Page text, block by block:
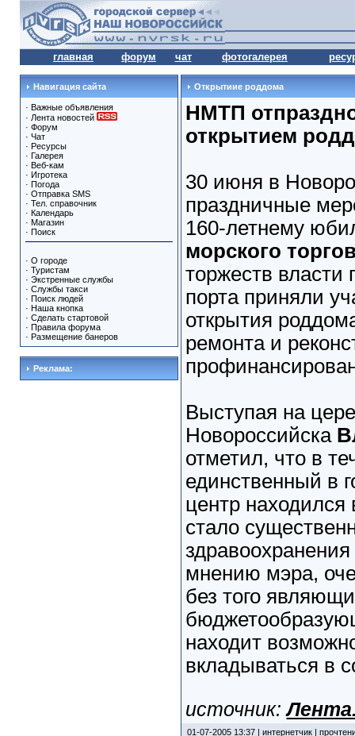
главная форум чат фотогалерея
Навигация сайта
· Важные объявления
· Лента новостей
· Форум
· Чат
· Ресурсы
· Галерея
· Веб-кам
· Игротека
· Погода
· Отправка SMS
· Тел. справочник
· Календарь
· Магазин
· Поиск
· О городе
· Туристам
· Экстренные службы
· Службы такси
· Поиск людей
· Наша кнопка
· Сделать стартовой
· Правила форума
· Размещение банеров
Реклама:
Открытиие роддома
НМТП
открытием
30 июня в
праздничные
160-летнему
морского
торжеств власти
порта приняли
открытия
ремонта и
Выступая на
Новороссийска
отметил, что в
единственный в
центр
стало
мнению мэра,
без того
находит
вкладываться в
источник:
01-07-2005 13:37 | интернетчик|